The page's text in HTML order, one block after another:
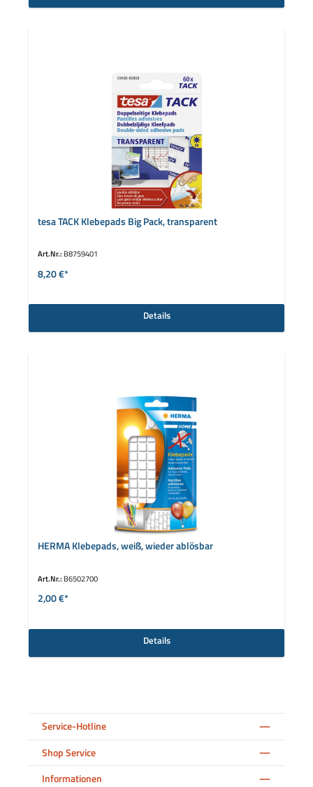
tesa TACK Klebepads Big Pack, transparent
Art.Nr.: B8759401
8,20 €*
Details
HERMA Klebepads, weiß, wieder ablösbar
Art.Nr.: B6502700
2,00 €*
Details
Service-Hotline
Shop Service
Informationen